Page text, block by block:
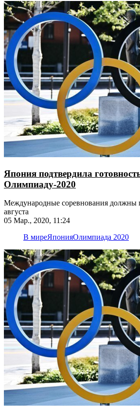
Япония подтвердила
Олимпиаду-2020
​​​​​​​Международные соревнования должны
августа
05 Мар., 2020, 11:24
В миреЯпонияОлимпиада 2020